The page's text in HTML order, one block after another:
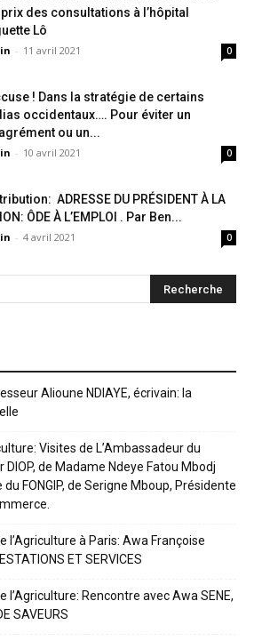
des consultations à l’hôpital
Lô
- 11 avril 2021 0
! Dans la stratégie de certains
occidentaux…. Pour éviter un
ou un...
- 10 avril 2021 0
ADRESSE DU PRÉSIDENT À LA
ÔDE À L’EMPLOI . Par Ben...
- 4 avril 2021 0
Alioune NDIAYE, écrivain: la
Visites de L’Ambassadeur du
de Madame Ndeye Fatou Mbodj
du FONGIP, de Serigne Mboup, Présidente
l’Agriculture à Paris: Awa Françoise
ET SERVICES
l’Agriculture: Rencontre avec Awa SENE,
SAVEURS